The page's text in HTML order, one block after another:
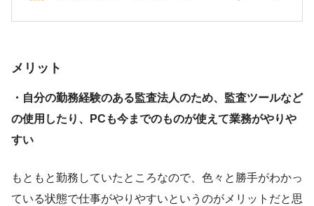
メリット
・自分の勤務経験のある監査法人のため、監査ツールなど
の使用したり、PCも今までのものが使えて業務がやりや
すい
もともと勤務していたところなので、色々と勝手がわかっ
ている状態で仕事がやりやすいというのがメリットだと思